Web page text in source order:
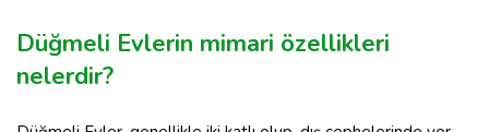
Düğmeli Evlerin mimari özellikleri
nelerdir?